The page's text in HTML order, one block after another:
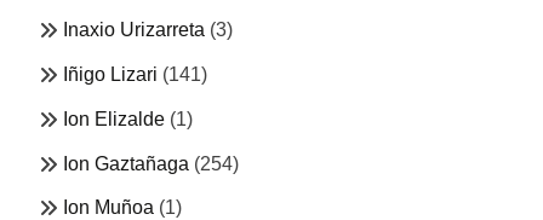
Inaxio Urizarreta (3)
Iñigo Lizari (141)
Ion Elizalde (1)
Ion Gaztañaga (254)
Ion Muñoa (1)